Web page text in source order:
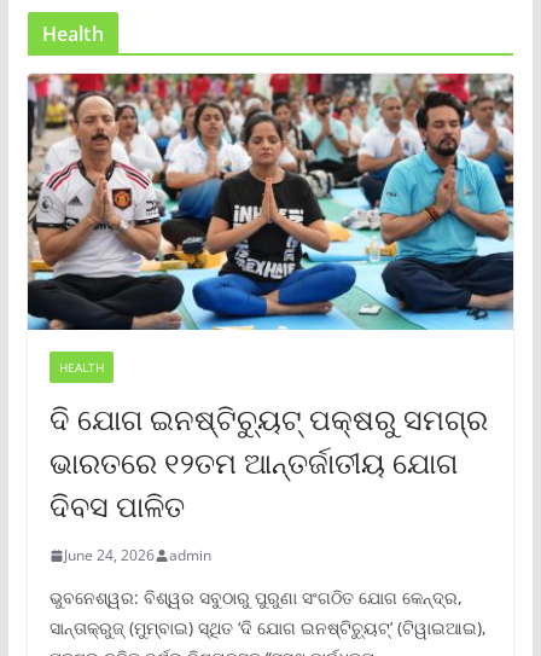
Health
HEALTH
ଦି ଯୋଗ ଇନଷ୍ଟିଚ୍ୟୁଟ୍ ପକ୍ଷରୁ ସମଗ୍ର
ଭାରତରେ ୧୨ତମ ଆନ୍ତର୍ଜାତୀୟ ଯୋଗ
ଦିବସ ପାଳିତ
June 24, 2026 admin
ଭୁବନେଶ୍ୱର: ବିଶ୍ୱର ସବୁଠାରୁ ପୁରୁଣା ସଂଗଠିତ ଯୋଗ କେନ୍ଦ୍ର,
ସାନ୍ତାକ୍ରୁଜ୍ (ମୁମ୍ବାଇ) ସ୍ଥିତ ‘ଦି ଯୋଗ ଇନଷ୍ଟିଚ୍ୟୁଟ୍‌’ (ଟିୱାଇଆଇ),